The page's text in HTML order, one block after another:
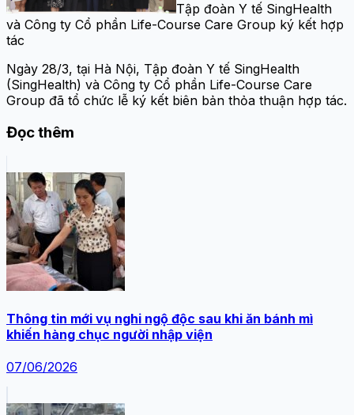
Tập đoàn Y tế SingHealth
và Công ty Cổ phần Life-Course Care Group ký kết hợp
tác
Ngày 28/3, tại Hà Nội, Tập đoàn Y tế SingHealth
(SingHealth) và Công ty Cổ phần Life-Course Care
Group đã tổ chức lễ ký kết biên bản thỏa thuận hợp tác.
Đọc thêm
Thông tin mới vụ nghi ngộ độc sau khi ăn bánh mì
khiến hàng chục người nhập viện
07/06/2026